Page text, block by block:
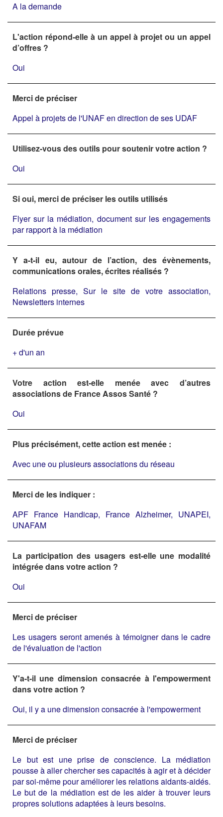
A la demande
L'action répond-elle à un appel à projet ou un appel
d’offres ?
Oui
Merci de préciser
Appel à projets de l'UNAF en direction de ses UDAF
Utilisez-vous des outils pour soutenir votre action ?
Oui
Si oui, merci de préciser les outils utilisés
Flyer sur la médiation, document sur les engagements
par rapport à la médiation
Y a-t-il eu, autour de l’action, des évènements,
communications orales, écrites réalisés ?
Relations presse, Sur le site de votre association,
Newsletters internes
Durée prévue
+ d'un an
Votre action est-elle menée avec d’autres
associations de France Assos Santé ?
Oui
Plus précisément, cette action est menée :
Avec une ou plusieurs associations du réseau
Merci de les indiquer :
APF France Handicap, France Alzheimer, UNAPEI,
UNAFAM
La participation des usagers est-elle une modalité
intégrée dans votre action ?
Oui
Merci de préciser
Les usagers seront amenés à témoigner dans le cadre
de l'évaluation de l'action
Y'a-t-il une dimension consacrée à l'empowerment
dans votre action ?
Oui, il y a une dimension consacrée à l'empowerment
Merci de préciser
Le but est une prise de conscience. La médiation
pousse à aller chercher ses capacités à agir et à décider
par soi-même pour améliorer les relations aidants-aidés.
Le but de la médiation est de les aider à trouver leurs
propres solutions adaptées à leurs besoins.